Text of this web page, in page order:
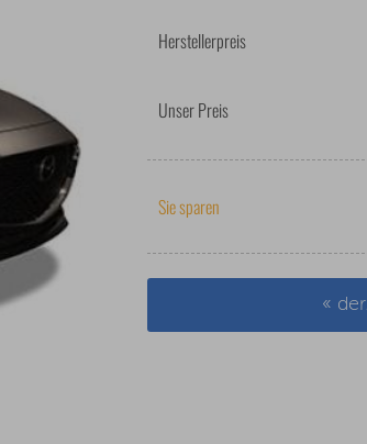
Herstellerpreis
Unser Preis
Sie sparen
«